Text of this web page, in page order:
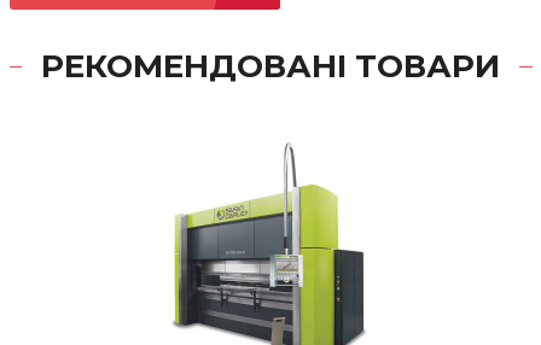
РЕКОМЕНДОВАНІ ТОВАРИ